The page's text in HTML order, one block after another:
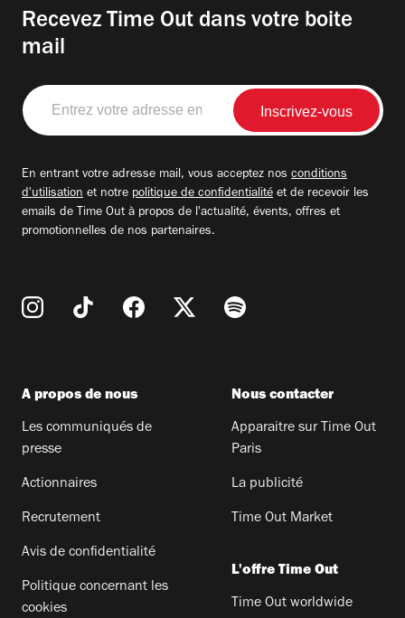
Recevez Time Out dans votre boite
mail
Entrez
votre
adresse
En entrant votre adresse mail, vous acceptez nos conditions
d'utilisation et notre politique de confidentialité et de recevoir les
emails de Time Out à propos de l'actualité, évents, offres et
promotionnelles de nos partenaires.
A propos de nous
Les communiqués de
presse
Actionnaires
Recrutement
Avis de confidentialité
Politique concernant les
cookies
Nous contacter
Apparaitre sur Time Out
Paris
La publicité
Time Out Market
L'offre Time Out
Time Out worldwide